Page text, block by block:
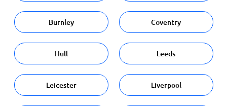
Burnley Coventry
Hull Leeds
Leicester Liverpool